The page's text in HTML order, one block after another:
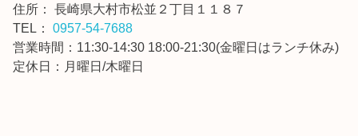
住所：長崎県大村市松並２丁目１１８７
TEL：0957-54-7688
営業時間：11:30-14:30 18:00-21:30(金曜日はランチ休み)
定休日：月曜日/木曜日